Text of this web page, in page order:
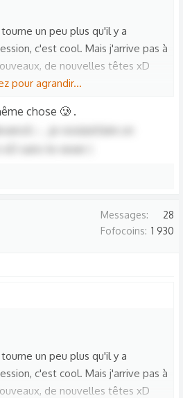
un peu plus qu'il y a
c'est cool. Mais j'arrive pas à
de nouvelles têtes xD
pour agrandir...
chose 🥲 .
Messages
28
Fofocoins 1 930
un peu plus qu'il y a
c'est cool. Mais j'arrive pas à
de nouvelles têtes xD